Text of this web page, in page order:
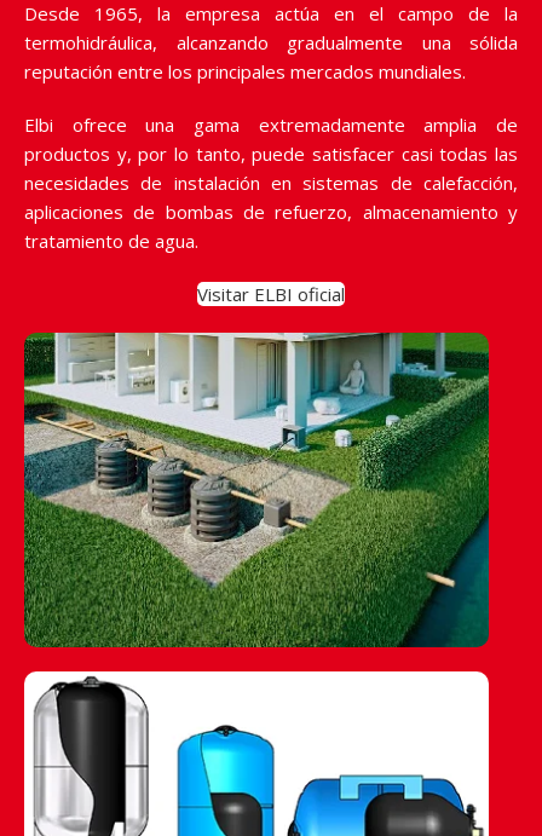
Desde 1965, la empresa actúa en el campo de la
termohidráulica, alcanzando gradualmente una sólida
reputación entre los principales mercados mundiales.
Elbi ofrece una gama extremadamente amplia de
productos y, por lo tanto, puede satisfacer casi todas las
necesidades de instalación en sistemas de calefacción,
aplicaciones de bombas de refuerzo, almacenamiento y
tratamiento de agua.
Visitar ELBI oficial